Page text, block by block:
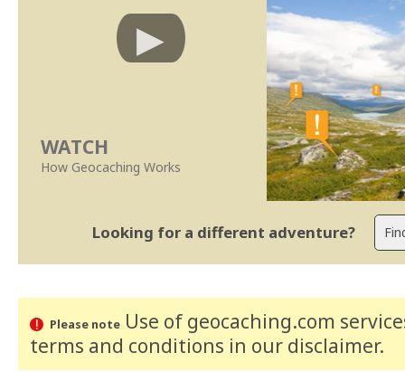
WATCH
How Geocaching Works
Looking for a different adventure?
Please noteUse of geocaching.com
terms and conditions in our disclaimer.